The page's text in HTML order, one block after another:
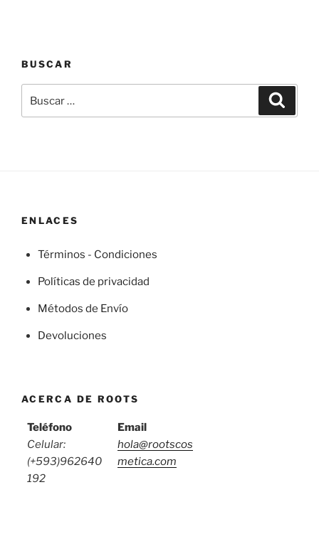
BUSCAR
por:
ENLACES
Términos - Condiciones
Políticas de privacidad
Métodos de Envío
Devoluciones
ACERCA DE ROOTS
Teléfono
Celular:
(+593)962640
192
Email
hola@rootscos
metica.com